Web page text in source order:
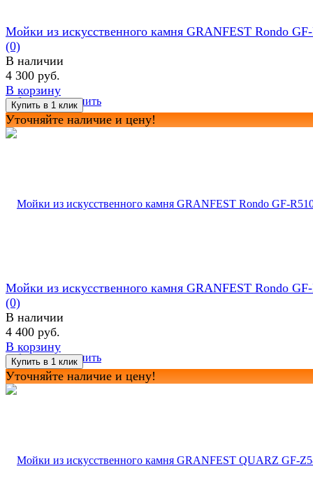
избранное сравнить
Мойки из искусственного камня GRANFEST Rondo
(0)
В наличии
4 300 руб.
В корзину
Уточняйте наличие и цену!
избранное сравнить
Мойки из искусственного камня GRANFEST Rondo
(0)
В наличии
4 400 руб.
В корзину
Уточняйте наличие и цену!